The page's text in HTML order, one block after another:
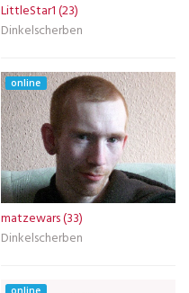
LittleStar1 (23)
Dinkelscherben
online
matzewars (33)
Dinkelscherben
online